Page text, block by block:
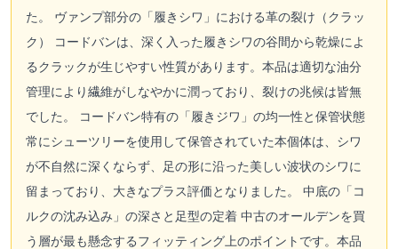
た。 ヴァンプ部分の「履きシワ」における革の裂け（クラッ
ク） コードバンは、深く入った履きシワの谷間から乾燥によ
るクラックが生じやすい性質があります。本品は適切な油分
管理により繊維がしなやかに潤っており、裂けの兆候は皆無
でした。 コードバン特有の「履きジワ」の均一性と保管状態
常にシューツリーを使用して保管されていた本個体は、シワ
が不自然に深くならず、足の形に沿った美しい波状のシワに
留まっており、大きなプラス評価となりました。 中底の「コ
ルクの沈み込み」の深さと足型の定着 中古のオールデンを買
う層が最も懸念するフィッティング上のポイントです。本品